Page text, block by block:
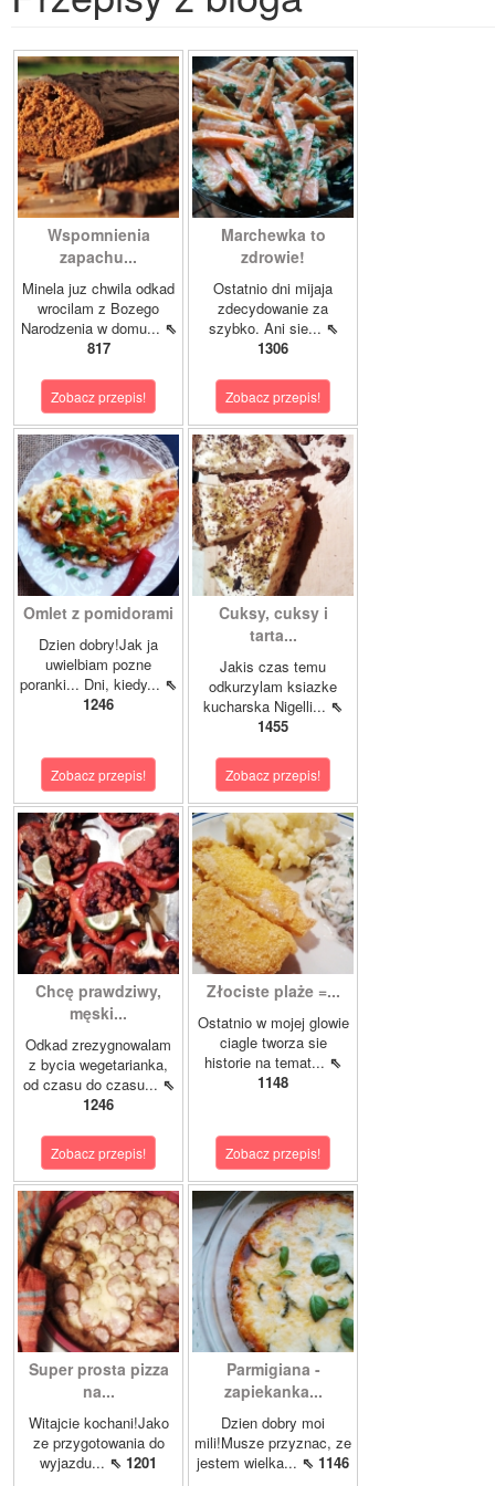
Wspomnienia
zapachu...
Minela juz chwila odkad
wrocilam z Bozego
Narodzenia w domu... ⇖
817
Zobacz przepis!
Marchewka to
zdrowie!
Ostatnio dni mijaja
zdecydowanie za
szybko. Ani sie... ⇖
1306
Zobacz przepis!
Omlet z pomidorami
Dzien dobry!Jak ja
uwielbiam pozne
poranki... Dni, kiedy... ⇖
1246
Zobacz przepis!
Cuksy, cuksy i
tarta...
Jakis czas temu
odkurzylam ksiazke
kucharska Nigelli... ⇖
1455
Zobacz przepis!
Chcę prawdziwy,
męski...
Odkad zrezygnowalam
z bycia wegetarianka,
od czasu do czasu... ⇖
1246
Zobacz przepis!
Złociste plaże =...
Ostatnio w mojej glowie
ciagle tworza sie
historie na temat... ⇖
1148
Zobacz przepis!
Super prosta pizza
na...
Witajcie kochani!Jako
ze przygotowania do
wyjazdu... ⇖ 1201
Parmigiana -
zapiekanka...
Dzien dobry moi
mili!Musze przyznac, ze
jestem wielka... ⇖ 1146